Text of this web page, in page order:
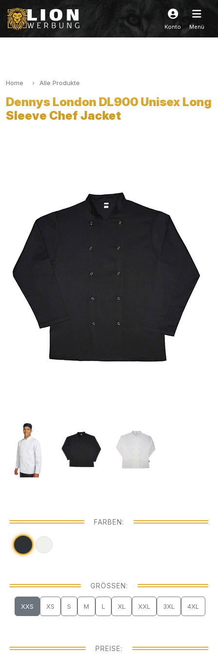
Konto Menü
Home Alle Produkte
Dennys London DL900 Unisex Long
Sleeve Chef Jacket
FARBEN:
GRÖSSEN:
XXS XS S M L XL XXL 3XL 4XL
PREISE: